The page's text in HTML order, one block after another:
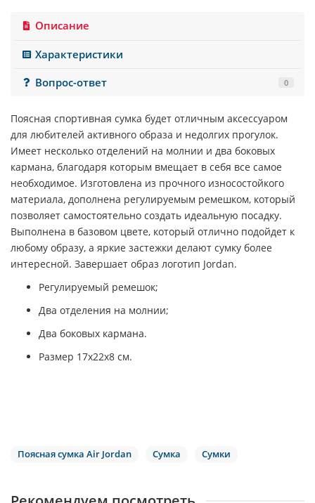
Описание
Характеристики
Вопрос-ответ
0
Поясная спортивная сумка будет отличным аксессуаром
для любителей активного образа и недолгих прогулок.
Имеет несколько отделений на молнии и два боковых
кармана, благодаря которым вмещает в себя все самое
необходимое. Изготовлена из прочного износостойкого
материала, дополнена регулируемым ремешком, который
позволяет самостоятельно создать идеальную посадку.
Выполнена в базовом цвете, который отлично подойдет к
любому образу, а яркие застежки делают сумку более
интересной. Завершает образ логотип Jordan.
Регулируемый ремешок;
Два отделения на молнии;
Два боковых кармана.
Размер 17х22х8 см.
Поясная сумка Air Jordan Сумка Сумки